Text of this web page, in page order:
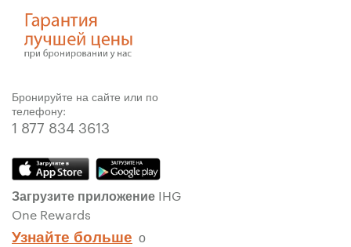
Бронируйте на сайте или по
телефону:
1 877 834 3613
Загрузите приложение IHG
One Rewards
Узнайте больше о